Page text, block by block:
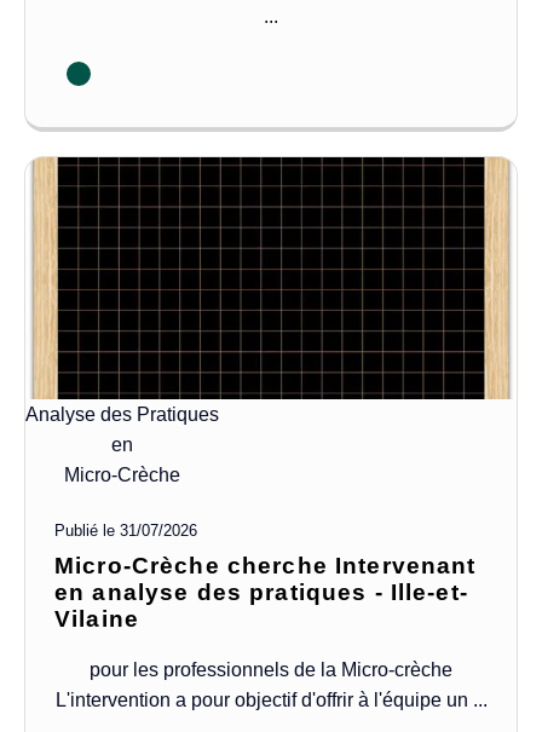
...
Analyse des Pratiques
en
Micro-Crèche
Publié le 31/07/2026
Micro-Crèche cherche Intervenant
en analyse des pratiques - Ille-et-
Vilaine
pour les professionnels de la Micro-crèche
L'intervention a pour objectif d'offrir à l'équipe un ...